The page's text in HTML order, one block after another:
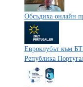
Обсъдиха онлайн
Евроклубът към
Република